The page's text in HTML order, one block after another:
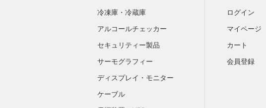
冷凍庫・冷蔵庫
アルコールチェッカー
セキュリティー製品
サーモグラフィー
ディスプレイ・モニター
ケーブル
ログイン
マイページ
カート
会員登録